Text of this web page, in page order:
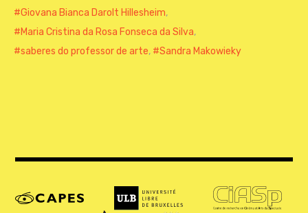
Giovana Bianca Darolt Hillesheim,
Maria Cristina da Rosa Fonseca da Silva,
saberes do professor de arte, Sandra Makowieky